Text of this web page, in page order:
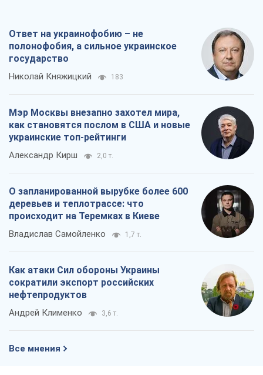
Ответ на украинофобию – не
полонофобия, а сильное украинское
государство
Николай Княжицкий 183
Мэр Москвы внезапно захотел мира,
как становятся послом в США и новые
украинские топ-рейтинги
Александр Кирш 2,0 т.
О запланированной вырубке более 600
деревьев и теплотрассе: что
происходит на Теремках в Киеве
Владислав Самойленко 1,7 т.
Как атаки Сил обороны Украины
сократили экспорт российских
нефтепродуктов
Андрей Клименко 3,6 т.
Все мнения